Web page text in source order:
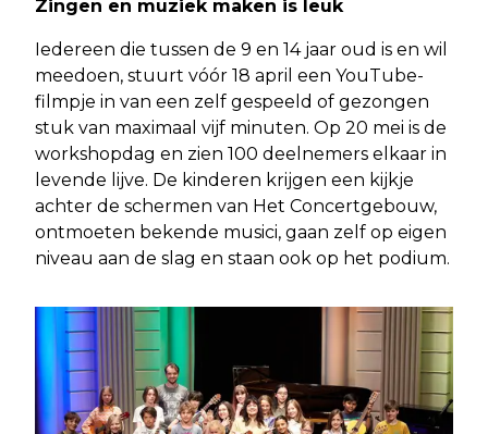
Zingen en muziek maken is leuk
Iedereen die tussen de 9 en 14 jaar oud is en wil
meedoen, stuurt vóór 18 april een YouTube-
filmpje in van een zelf gespeeld of gezongen
stuk van maximaal vijf minuten. Op 20 mei is de
workshopdag en zien 100 deelnemers elkaar in
levende lijve. De kinderen krijgen een kijkje
achter de schermen van Het Concertgebouw,
ontmoeten bekende musici, gaan zelf op eigen
niveau aan de slag en staan ook op het podium.